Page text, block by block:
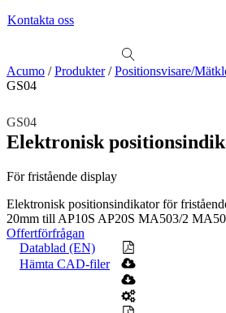
Kontakta oss
Se alla kategorier Se alla produkter
Se alla
Vi hjälper gärna till!
Teknisk support
Offertförfrågan
LinjärenheterAxelkopplingar
Mekatronik
Positionsvisare / Mätklockor
Pulsgivare / Encoders
Wire-moduler
Motion
ServodrifterRoterande ställdon
Acumo /Produkter/Positionsvisare/
GS04
GS04
Elektronisk
För fristående display
Elektronisk positionsindikator för
20mm till AP10S AP20S MA503/2
Offertförfrågan
Datablad (EN)
Hämta CAD-filer